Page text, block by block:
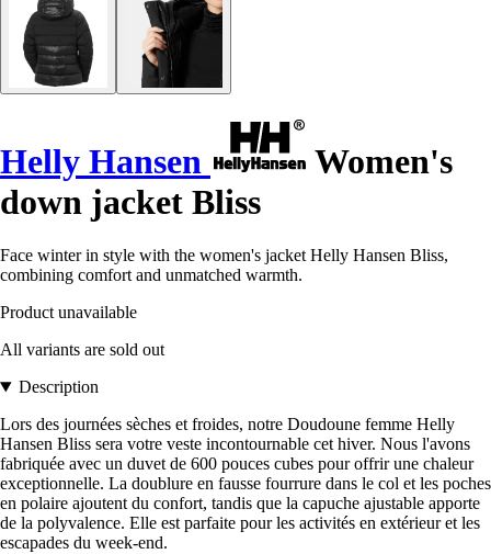
Helly Hansen
Women's
down jacket Bliss
Face winter in style with the women's jacket Helly Hansen Bliss,
combining comfort and unmatched warmth.
Product unavailable
All variants are sold out
Description
Lors des journées sèches et froides, notre Doudoune femme Helly
Hansen Bliss sera votre veste incontournable cet hiver. Nous l'avons
fabriquée avec un duvet de 600 pouces cubes pour offrir une chaleur
exceptionnelle. La doublure en fausse fourrure dans le col et les poches
en polaire ajoutent du confort, tandis que la capuche ajustable apporte
de la polyvalence. Elle est parfaite pour les activités en extérieur et les
escapades du week-end.